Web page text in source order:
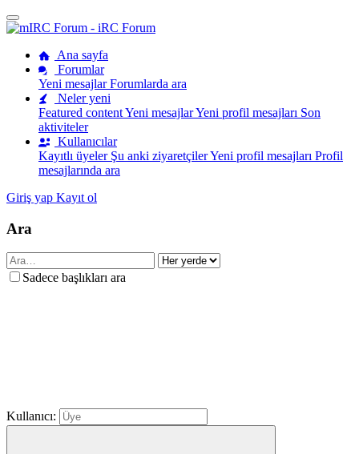
Ana sayfa
Forumlar
Yeni mesajlarForumlarda ara
Neler yeni
Featured contentYeni mesajlarYeni profil mesajları Son
aktiviteler
Kullanıcılar
Kayıtlı üyeler Şu anki ziyaretçilerYeni profil mesajları Profil
mesajlarında ara
Giriş yap Kayıt ol
Ara
Sadece başlıkları ara
Kullanıcı: